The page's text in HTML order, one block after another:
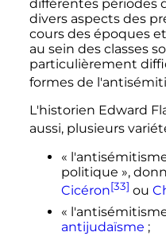
différentes périodes
divers aspects des
cours des époques
au sein des classes
particulièrement
formes de
L'historien Edward
aussi, plusieurs
«
politique »,
Cicéron[33] ou
«
antijudaïsme ;